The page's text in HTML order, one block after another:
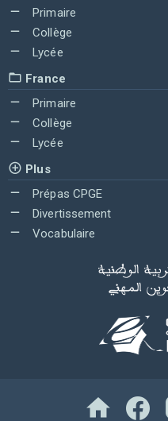
Primaire
Collège
Lycée
France
Primaire
Collège
Lycée
Plus
Prépas CPGE
Divertissement
Vocabulaire